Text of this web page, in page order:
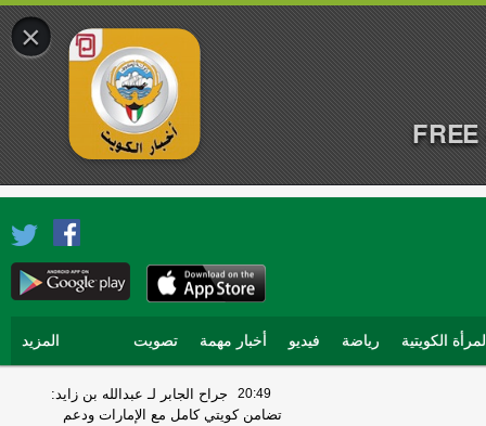
الكويتية رياضة فيديو أخبار مهمة تصويت المزيد
20:49
جراح الجابر لـ عبدالله بن زايد:
تضامن كويتي كامل مع الإمارات ودعم
×